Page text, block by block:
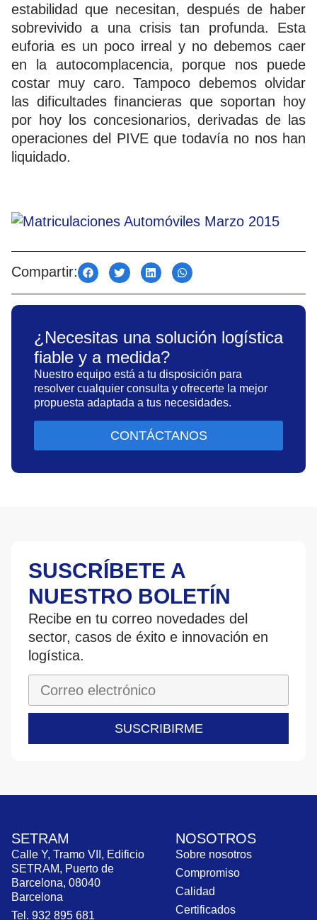
estabilidad que necesitan, después de haber
sobrevivido a una crisis tan profunda. Esta
euforia es un poco irreal y no debemos caer
en la autocomplacencia, porque nos puede
costar muy caro. Tampoco debemos olvidar
las dificultades financieras que soportan hoy
por hoy los concesionarios, derivadas de las
operaciones del PIVE que todavía no nos han
liquidado.
Compartir:
¿Necesitas una solución logística
fiable y a medida?
Nuestro equipo está a tu disposición para
resolver cualquier consulta y ofrecerte la mejor
propuesta adaptada a tus necesidades.
CONTÁCTANOS
SUSCRÍBETE A
NUESTRO BOLETÍN
Recibe en tu correo novedades del
sector, casos de éxito e innovación en
logística.
SUSCRIBIRME
SETRAM
Calle Y, Tramo VII, Edificio
SETRAM, Puerto de
Barcelona, 08040
Barcelona
Tel. 932 895 681
NOSOTROS
Sobre nosotros
Compromiso
Calidad
Certificados